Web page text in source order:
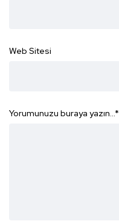
Web Sitesi
Yorumunuzu buraya yazın...*